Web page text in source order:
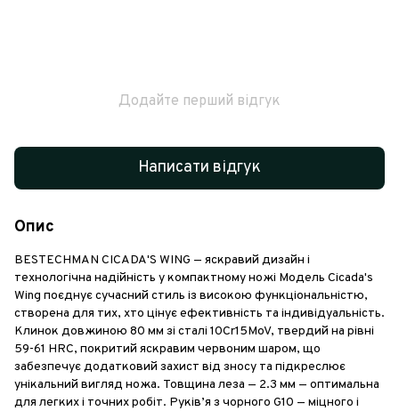
Додайте перший відгук
Написати відгук
Опис
BESTECHMAN CICADA'S WING — яскравий дизайн і
технологічна надійність у компактному ножі Модель Cicada's
Wing поєднує сучасний стиль із високою функціональністю,
створена для тих, хто цінує ефективність та індивідуальність.
Клинок довжиною 80 мм зі сталі 10Cr15MoV, твердий на рівні
59-61 HRC, покритий яскравим червоним шаром, що
забезпечує додатковий захист від зносу та підкреслює
унікальний вигляд ножа. Товщина леза — 2.3 мм — оптимальна
для легких і точних робіт. Руків’я з чорного G10 — міцного і